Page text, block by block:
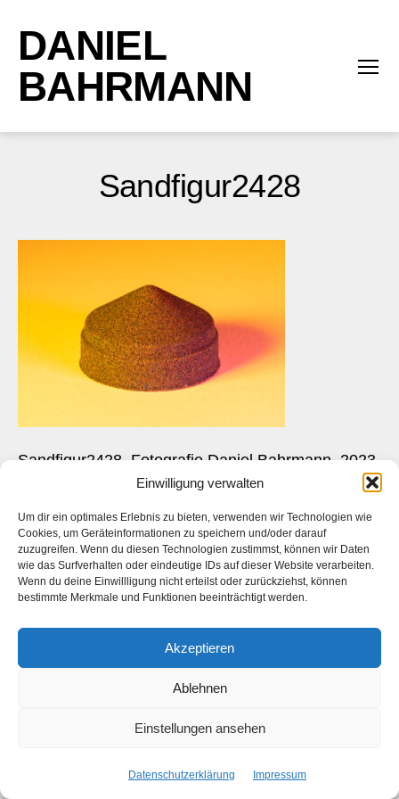
Einwilligung verwalten
Um dir ein optimales Erlebnis zu bieten, verwenden wir Technologien wie
Cookies, um Geräteinformationen zu speichern und/oder darauf
zuzugreifen. Wenn du diesen Technologien zustimmst, können wir Daten
wie das Surfverhalten oder eindeutige IDs auf dieser Website verarbeiten.
Wenn du deine Einwillligung nicht erteilst oder zurückziehst, können
bestimmte Merkmale und Funktionen beeinträchtigt werden.
Akzeptieren
Ablehnen
Einstellungen ansehen
Datenschutzerklärung Impressum
DANIEL
BAHRMANN
Sandfigur2428
Sandfigur2428, Fotografie Daniel Bahrmann, 2023
Das ist die Webseite desKünstlers Daniel Bahrmann . Die
Webseite desFotografen Daniel Bahrmann finden Siehierauf
www.bahrmann.de